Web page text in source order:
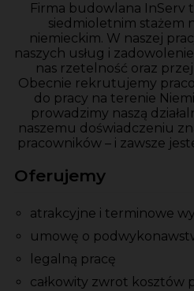
Firma budowlana InServ
siedmioletnim stażem
niemieckim. W naszej
naszych usług i
nas rzetelność oraz
Obecnie rekrutujemy
do pracy na terenie
prowadzimy naszą
naszemu doświadczeniu
pracowników – i zawsze
Oferujemy
atrakcyjne i terminowe
umowę o
legalną pracę
całkowity zwrot kosztów